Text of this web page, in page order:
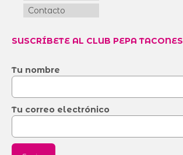
Contacto
SUSCRÍBETE AL CLUB PEPA TACONES
Tu nombre
Tu correo electrónico